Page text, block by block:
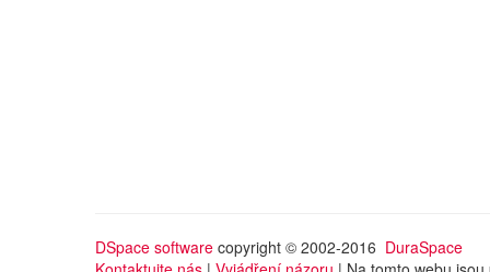
DSpace software copyright © 2002-2016 DuraSpace